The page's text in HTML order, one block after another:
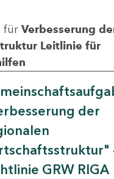
für Verbesserung
Leitlinie für
der
GRW RIGA